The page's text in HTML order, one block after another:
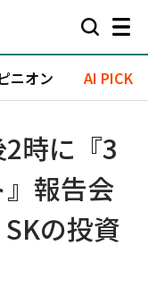
ニオン AI PICK
時に『3
報告会
の投資